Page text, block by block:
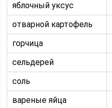
яблочный уксус
отварной картофель
горчица
сельдерей
соль
вареные яйца